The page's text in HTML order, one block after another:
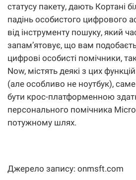
статусу пакету, дають Кортані
падінь особистого цифрового
від інструменту пошуку, який
запам’ятовує, що вам
цифрові особисті помічники,
Now, містять деякі з цих
(але особливо не ноутбук),
бути крос-платформенною
персонального помічника
потужному шлях.
Джерело запису: onmsft.com